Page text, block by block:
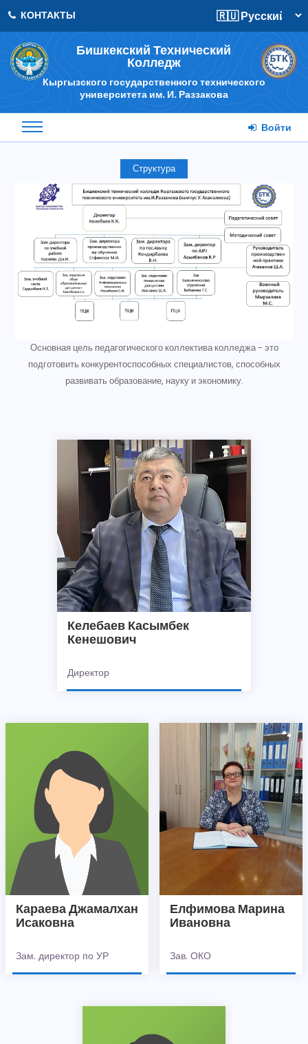
КОНТАКТЫ
Бишкекский Технический
Колледж
Кыргызского государственного технического
университета им. И. Раззакова
Войти
Структура
Основная цель педагогического коллектива колледжа - это
подготовить конкурентоспособных специалистов, способных
развивать образование, науку и экономику.
Келебаев Касымбек
Кенешович
Директор
Караева Джамалхан
Исаковна
Зам. директор по УР
Елфимова Марина
Ивановна
Зав. ОКО